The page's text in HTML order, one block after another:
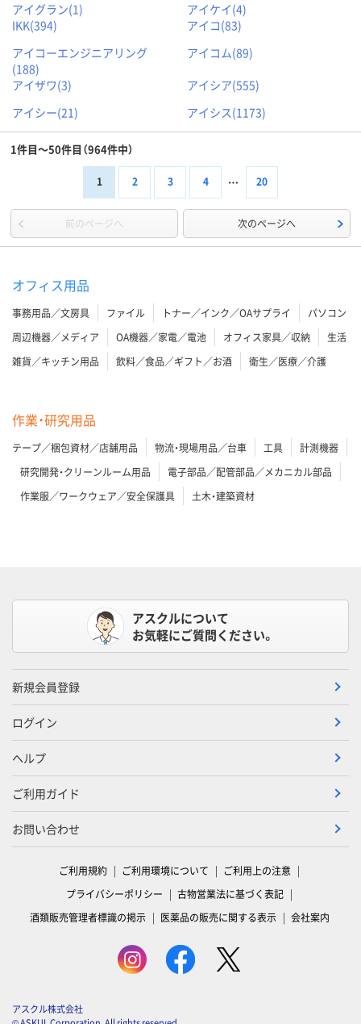
アイグラン(1)
アイケイ(4)
IKK(394)
アイコ(83)
アイコーエンジニアリング
(188)
アイコム(89)
アイザワ(3)
アイシア(555)
アイシー(21)
アイシス(1173)
1件目～50件目 （964件中）
1 2 3 4 20
前のページへ 次のページへ
オフィス用品
事務用品／文房具 ファイル トナー／インク／OAサプライ
パソコン
周辺機器／メディア
OA機器／家電／電池 オフィス家具／収納
生活
雑貨／キッチン用品
飲料／食品／ギフト／お酒 衛生／医療／介護
作業・研究用品
テープ／梱包資材／店舗用品 物流・現場用品／台車 工具
計測機器
研究開発・クリーンルーム用品
電子部品／配管部品／メカニカル部品
作業服／ワークウェア／安全保護具
土木・建築資材
アスクルについて
お気軽にご質問ください。
新規会員登録
ログイン
ヘルプ
ご利用ガイド
お問い合わせ
ご利用規約 ご利用環境について
ご利用上の注意
プライバシーポリシー
古物営業法に基づく表記
酒類販売管理者標識の掲示
医薬品の販売に関する表示 会社案内
アスクル株式会社